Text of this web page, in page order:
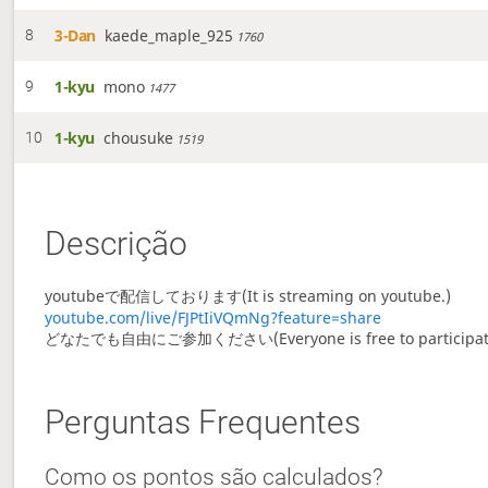
8 3-Dan kaede_maple_925 1760
9 1-kyu mono 1477
10 1-kyu chousuke 1519
Descrição
youtubeで配信しております(It is streaming on youtube.)
youtube.com/live/FJPtIiVQmNg?feature=share
どなたでも自由にご参加ください(Everyone is free to
Perguntas Frequentes
Como os pontos são calculados?